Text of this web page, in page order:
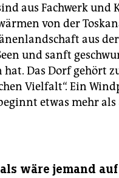
aus Fachwerk und
von der
aus
und sanft
Das Dorf gehört
Vielfalt“. Ein
etwas mehr
wäre jemand